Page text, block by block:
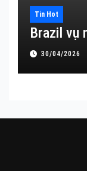
Tin Hot
Brazil vụ
30/04/2026